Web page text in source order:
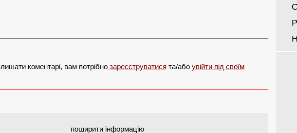
коментарі, вам потрібно зареєструватися та/або увійти під своїм
поширити інформацію